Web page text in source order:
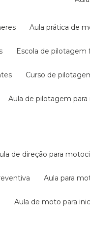
aula prática de
escola de pilotagem
curso de
aula de pilotagem
aula de direção para
aula para
aula de moto para